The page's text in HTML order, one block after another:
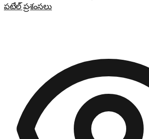
పటేల్ ప్రశంసలు